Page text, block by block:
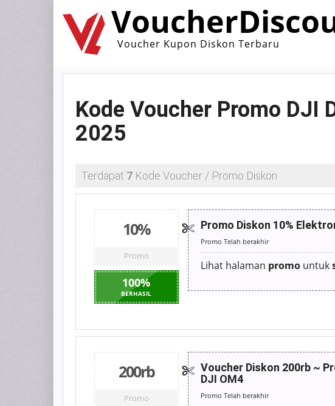
Voucher Kupon Diskon Terbaru
Kode Voucher Promo DJI
2025
Terdapat 7 Kode Voucher / Promo Diskon
10%
Promo
100%
BERHASIL
Promo Diskon 10%
Promo Telah berakhir
Lihat halaman promountuk
200rb
Promo
Voucher Diskon 200rb ~
DJI OM4
Promo Telah berakhir